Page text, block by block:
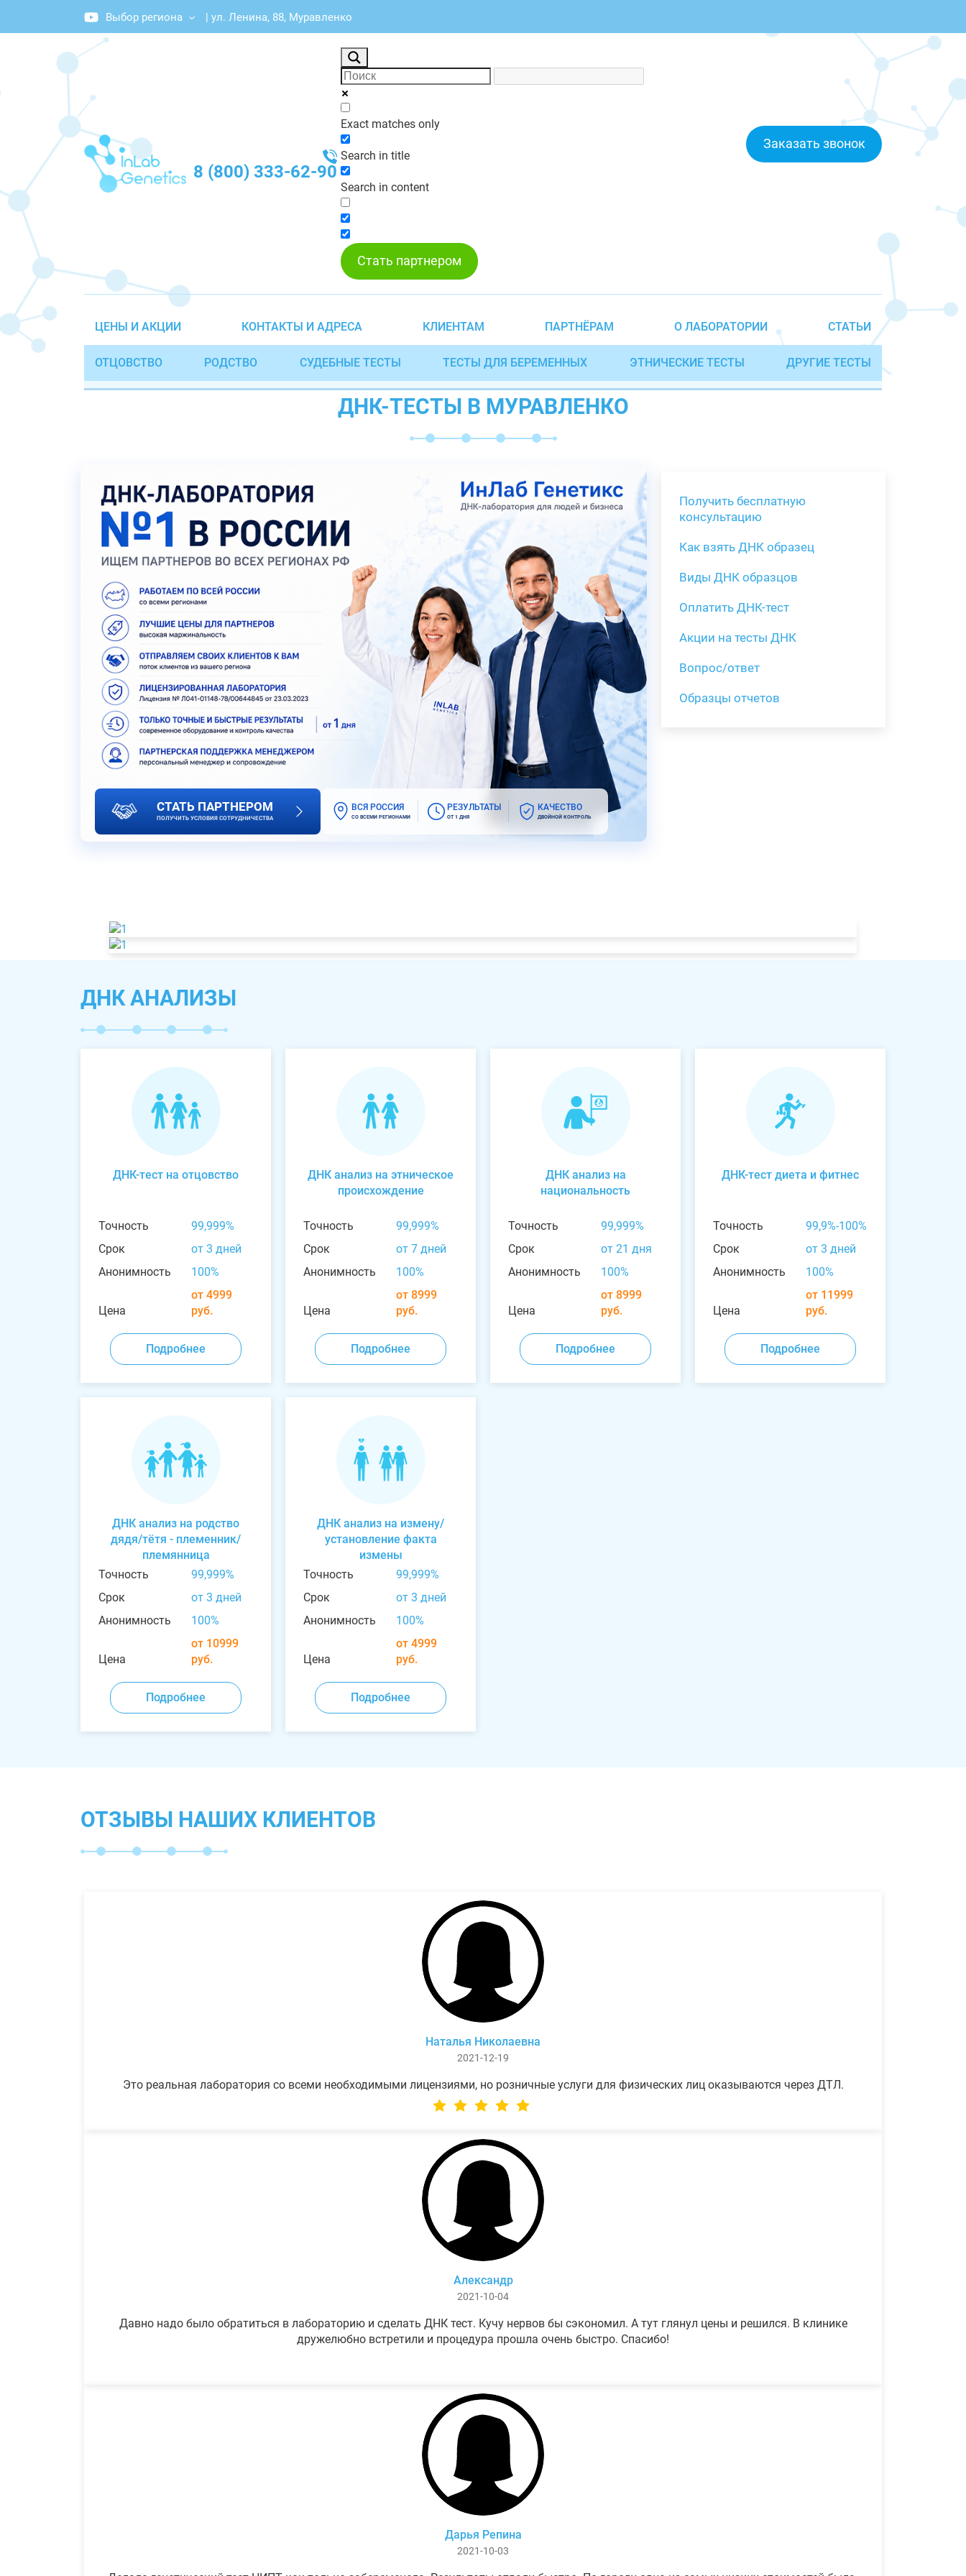
Выбор региона | ул. Ленина, 88, Муравленко
8 (800) 333-62-90
Exact matches only
Search in title
Search in content
Заказать звонок
Стать партнером
ЦЕНЫ И АКЦИИ КОНТАКТЫ И АДРЕСА КЛИЕНТАМ ПАРТНЁРАМ О ЛАБОРАТОРИИ СТАТЬИ
ОТЦОВСТВО РОДСТВО СУДЕБНЫЕ ТЕСТЫ ТЕСТЫ ДЛЯ БЕРЕМЕННЫХ ЭТНИЧЕСКИЕ ТЕСТЫ ДРУГИЕ ТЕСТЫ
ДНК-ТЕСТЫ В МУРАВЛЕНКО
СТАТЬ ПАРТНЕРОМ
ПОЛУЧИТЬ УСЛОВИЯ СОТРУДНИЧЕСТВА
ВСЯ РОССИЯ
СО ВСЕМИ РЕГИОНАМИ
РЕЗУЛЬТАТЫ
ОТ 1 ДНЯ
КАЧЕСТВО
ДВОЙНОЙ КОНТРОЛЬ
Получить бесплатную
консультацию
Как взять ДНК образец
Виды ДНК образцов
Оплатить ДНК-тест
Акции на тесты ДНК
Вопрос/ответ
Образцы отчетов
ДНК АНАЛИЗЫ
ДНК-тест на отцовство
Точность
99,999%
Срок
от 3 дней
Анонимность
100%
Цена
от 4999
руб.
Подробнее
ДНК анализ на этническое
происхождение
Точность
99,999%
Срок
от 7 дней
Анонимность
100%
Цена
от 8999
руб.
Подробнее
ДНК анализ на
национальность
Точность
99,999%
Срок
от 21 дня
Анонимность
100%
Цена
от 8999
руб.
Подробнее
ДНК-тест диета и фитнес
Точность
99,9%-100%
Срок
от 3 дней
Анонимность
100%
Цена
от 11999
руб.
Подробнее
ДНК анализ на родство
дядя/тётя - племенник/
племянница
Точность
99,999%
Срок
от 3 дней
Анонимность
100%
Цена
от 10999
руб.
Подробнее
ДНК анализ на измену/
установление факта
измены
Точность
99,999%
Срок
от 3 дней
Анонимность
100%
Цена
от 4999
руб.
Подробнее
ОТЗЫВЫ НАШИХ КЛИЕНТОВ
Наталья Николаевна
2021-12-19
Это реальная лаборатория со всеми необходимыми лицензиями, но розничные услуги для физических лиц оказываются через ДТЛ.
Александр
2021-10-04
Давно надо было обратиться в лабораторию и сделать ДНК тест. Кучу нервов бы сэкономил. А тут глянул цены и решился. В клинике
дружелюбно встретили и процедура прошла очень быстро. Спасибо!
Дарья Репина
2021-10-03